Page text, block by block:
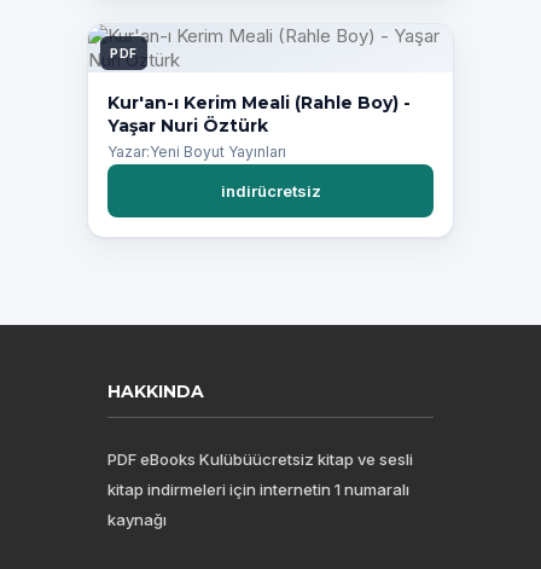
PDF
Kur'an-ı Kerim Meali (Rahle Boy) -
Yaşar Nuri Öztürk
Yazar:Yeni Boyut Yayınları
indirücretsiz
HAKKINDA
PDF eBooks Kulübüücretsiz kitap ve sesli
kitap indirmeleri için internetin 1 numaralı
kaynağı